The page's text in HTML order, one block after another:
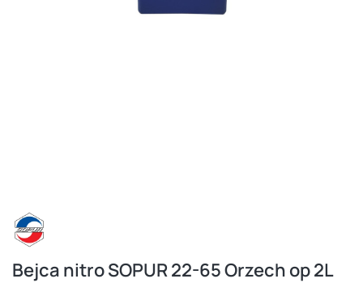
Bejca nitro SOPUR 22-65 Orzech op 2L